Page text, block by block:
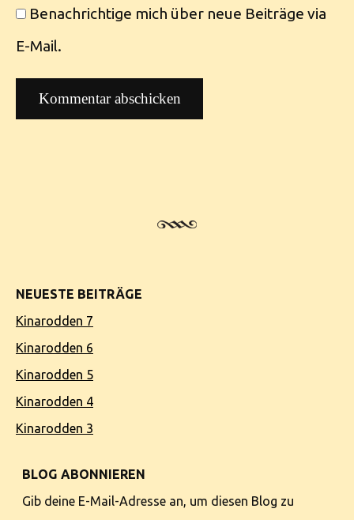
Benachrichtige mich über neue Beiträge via
E-Mail.
NEUESTE BEITRÄGE
Kinarodden 7
Kinarodden 6
Kinarodden 5
Kinarodden 4
Kinarodden 3
BLOG ABONNIEREN
Gib deine E-Mail-Adresse an, um diesen Blog zu